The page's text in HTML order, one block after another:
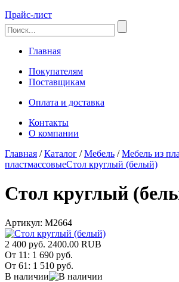
Прайс-лист
Главная
Покупателям
Поставщикам
Оплата и доставка
Контакты
О компании
Главная /Каталог /Мебель /Мебель из
пластмассовыеСтол круглый (белый)
Стол круглый
Артикул: М2664
2 400 руб. 2400.00 RUB
От 11: 1 690 руб.
От 61: 1 510 руб.
В наличии